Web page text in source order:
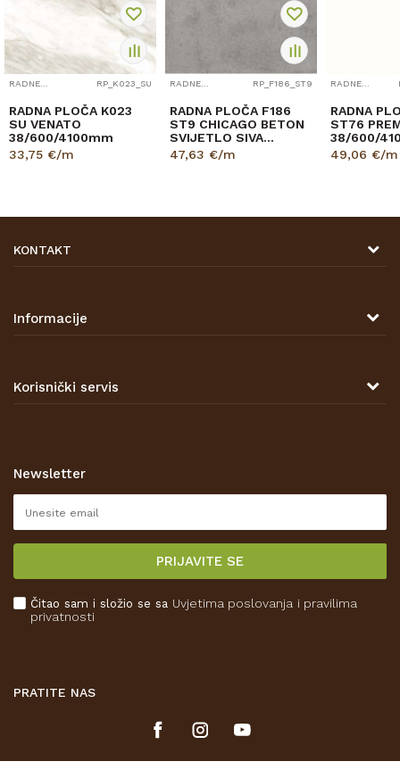
RP_K023_SU
RADNA PLOČA K023
SU VENATO
38/600/4100mm
33,75 €/m
RP_F186_ST9
RADNA PLOČA F186
ST9 CHICAGO BETON
SVIJETLO SIVA
38/600/4100mm
EGGER
47,63 €/m
RADNA
ST76
38/600/
EGGER
49,06 €/m
KONTAKT
47000 Karlovac
Informacije
Prodajna mjesta
Korisnički servis
Korištenje kolačića
Reklamacije
Isporuka
Kako kupiti
Newsletter
PRIJAVITE SE
Čitao sam i složio se sa Uvjetima poslovanja i pravilima
privatnosti
PRATITE NAS